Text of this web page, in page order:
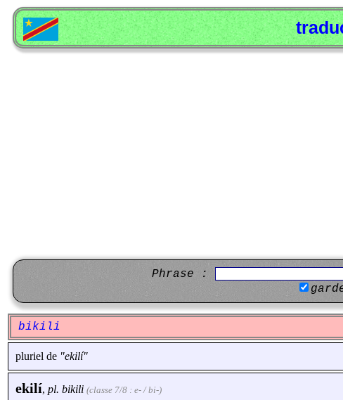
Phrase :
bikili
pluriel de "ekilí"
ekilí, pl. bikili (classe 7/8 : e- / bi-)